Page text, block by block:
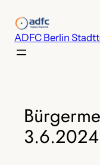
Inhalt
springen
ADFC Berlin